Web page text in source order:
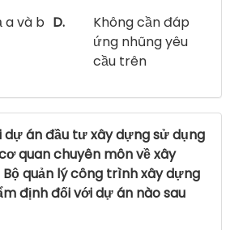
a và b D.
Không cần đáp
ứng nhũng yêu
cầu trên
dự án đầu tư xây dựng sử dụng
quan chuyên môn về xây
quản lý công trình xây dựng
định đối với dự án nào sau